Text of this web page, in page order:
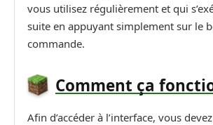
vous utilisez régulièrement et qui
suite en appuyant simplement sur le
commande.
Comment ça
Afin d’accéder à l’interface, vous